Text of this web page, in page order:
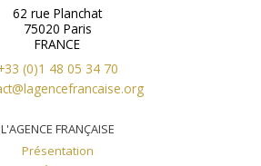
62 rue Planchat
75020 Paris
FRANCE
(0)1 48 05 34 70
L'AGENCE FRANÇAISE
Présentation